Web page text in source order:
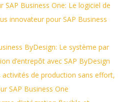
SAP Business One: Le logiciel de
innovateur pour SAP Business
ByDesign: Le système par
d’entrepôt avec SAP ByDesign
activités de production sans effort,
SAP Business One